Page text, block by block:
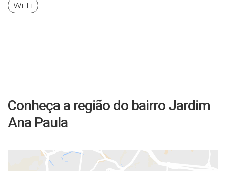
Wi-Fi
Conheça a região do bairro Jardim
Ana Paula